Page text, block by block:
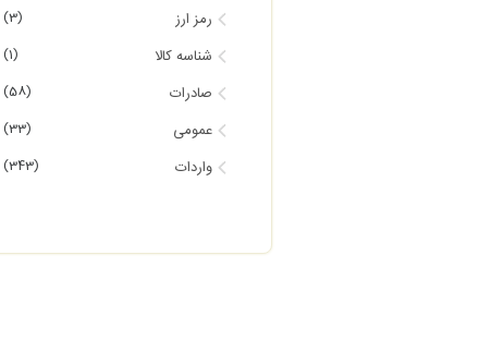
رمز ارز (3)
شناسه کالا (1)
صادرات (58)
عمومی (33)
واردات (343)